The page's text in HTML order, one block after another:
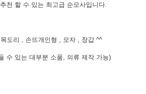
천 할 수 있는 최고급 순모사입니다.
도리 , 손뜨개인형 , 모자 , 장갑 ^^
수 있는 대부분 소품, 의류 제작 가능)